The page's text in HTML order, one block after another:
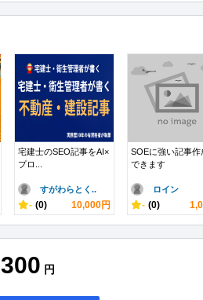
宅建士のSEO記事をAI×
プロ...
すがわらとく..
- (0) 10,000円
SOEに強い記事作
できます
ロイン
- (0)
300 円